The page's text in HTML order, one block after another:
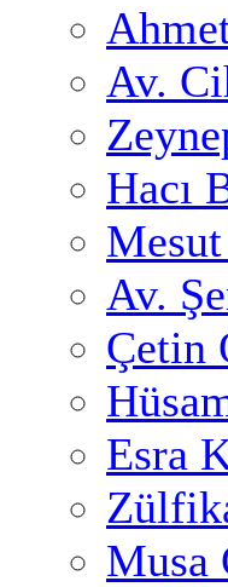
Av.
Hacı
Av.
Çetin
Esra
Musa